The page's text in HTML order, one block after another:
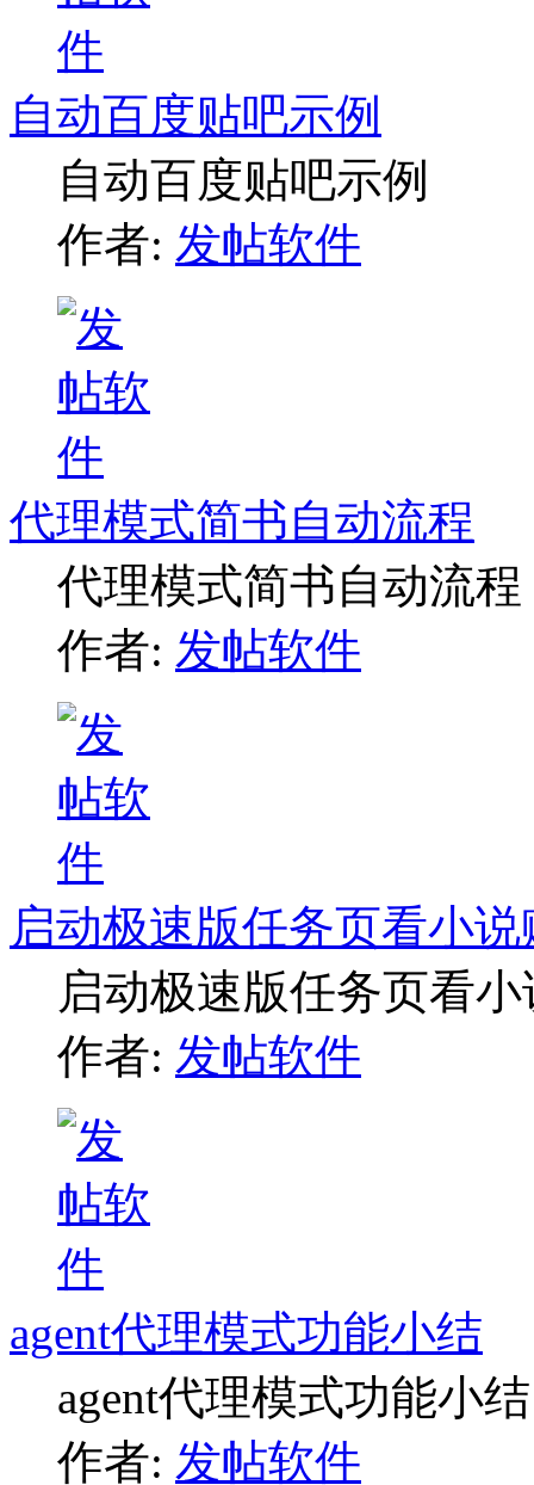
自动百度贴吧示例
自动百度贴吧示例
作者: 发帖软件
代理模式简书自动流程
代理模式简书自动流程
作者: 发帖软件
启动极速版任务页看小
启动极速版任务页看
作者: 发帖软件
agent代理模式功能小结
agent代理模式功能小结
作者: 发帖软件